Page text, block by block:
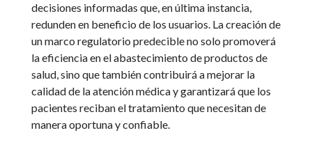
decisiones informadas que, en última instancia,
redunden en beneficio de los usuarios. La creación de
un marco regulatorio predecible no solo promoverá
la eficiencia en el abastecimiento de productos de
salud, sino que también contribuirá a mejorar la
calidad de la atención médica y garantizará que los
pacientes reciban el tratamiento que necesitan de
manera oportuna y confiable.